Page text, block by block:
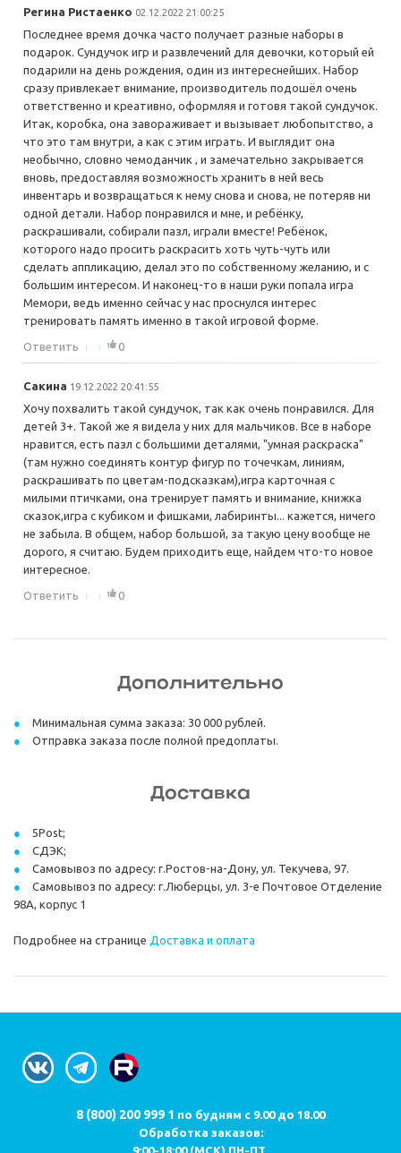
Регина Ристаенко 02.12.2022 21:00:25
Последнее время дочка часто получает разные наборы в
подарок. Сундучок игр и развлечений для девочки, который ей
подарили на день рождения, один из интереснейших. Набор
сразу привлекает внимание, производитель подошёл очень
ответственно и креативно, оформляя и готовя такой сундучок.
Итак, коробка, она завораживает и вызывает любопытство, а
что это там внутри, а как с этим играть. И выглядит она
необычно, словно чемоданчик , и замечательно закрывается
вновь, предоставляя возможность хранить в ней весь
инвентарь и возвращаться к нему снова и снова, не потеряв ни
одной детали. Набор понравился и мне, и ребёнку,
раскрашивали, собирали пазл, играли вместе! Ребёнок,
которого надо просить раскрасить хоть чуть-чуть или
сделать аппликацию, делал это по собственному желанию, и с
большим интересом. И наконец-то в наши руки попала игра
Мемори, ведь именно сейчас у нас проснулся интерес
тренировать память именно в такой игровой форме.
Ответить 0
Сакина 19.12.2022 20:41:55
Хочу похвалить такой сундучок, так как очень понравился. Для
детей 3+. Такой же я видела у них для мальчиков. Все в наборе
нравится, есть пазл с большими деталями, "умная раскраска"
(там нужно соединять контур фигур по точечкам, линиям,
раскрашивать по цветам-подсказкам),игра карточная с
милыми птичками, она тренирует память и внимание, книжка
сказок,игра с кубиком и фишками, лабиринты... кажется, ничего
не забыла. В общем, набор большой, за такую цену вообще не
дорого, я считаю. Будем приходить еще, найдем что-то новое
интересное.
Ответить 0
Дополнительно
Минимальная сумма заказа: 30 000 рублей.
Отправка заказа после полной предоплаты.
Доставка
5Post;
СДЭК;
Самовывоз по адресу: г.Ростов-на-Дону, ул. Текучева, 97.
Самовывоз по адресу: г.Люберцы, ул. 3-е Почтовое Отделение
98А, корпус 1
Подробнее на странице Доставка и оплата
8 (800) 200 999 1 по будням с 9.00 до 18.00
Обработка заказов:
9:00-18:00 (МСК) ПН-ПТ.